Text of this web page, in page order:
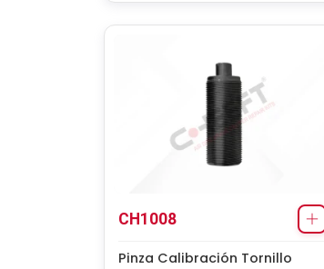
CH1008
Pinza Calibración Tornillo